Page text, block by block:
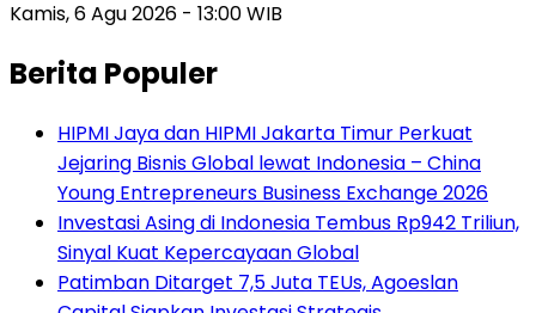
Kamis, 6 Agu 2026 - 13:00 WIB
Berita Populer
HIPMI Jaya dan HIPMI Jakarta Timur Perkuat
Jejaring Bisnis Global lewat Indonesia – China
Young Entrepreneurs Business Exchange 2026
Investasi Asing di Indonesia Tembus Rp942 Triliun,
Sinyal Kuat Kepercayaan Global
Patimban Ditarget 7,5 Juta TEUs, Agoeslan